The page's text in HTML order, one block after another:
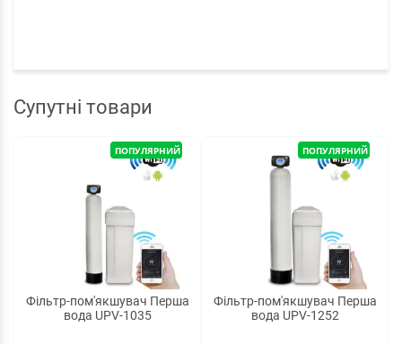
Супутні товари
ПОПУЛЯРНИЙ
Фільтр-пом'якшувач Перша
вода UPV-1035
ПОПУЛЯРНИЙ
Фільтр-пом'якшувач Перша
вода UPV-1252